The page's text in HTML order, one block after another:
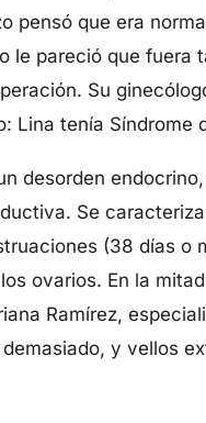
pensó que era
le pareció que fuera
Su
Lina tenía Síndrome
desorden
Se
(38 días o
ovarios. En la
Ramírez,
y vellos